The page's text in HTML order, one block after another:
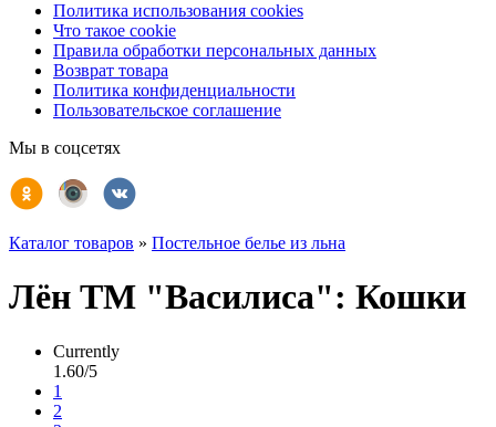
Политика использования cookies
Что такое cookie
Правила обработки персональных данных
Возврат товара
Политика конфиденциальности
Пользовательское соглашение
Мы в соцсетях
Каталог товаров » Постельное белье из льна
Лён ТМ "Василиса": Кошки
Currently
1.60/5
1
2